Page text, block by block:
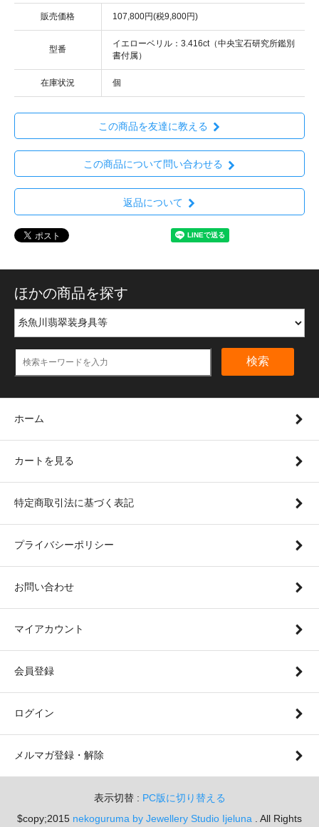
販売価格 107,800円(税9,800円)
型番
イエローベリル：3.416ct（中央宝石研究所鑑別
書付属）
在庫状況 個
この商品を友達に教える
この商品について問い合わせる
返品について
ほかの商品を探す
検索
ホーム
カートを見る
特定商取引法に基づく表記
プライバシーポリシー
お問い合わせ
マイアカウント
会員登録
ログイン
メルマガ登録・解除
表示切替 : PC版に切り替える
$copy;2015 nekoguruma by Jewellery Studio Ijeluna . All Rights